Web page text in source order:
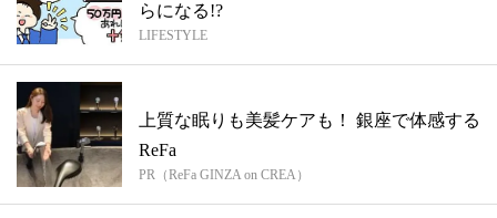
らになる!?
LIFESTYLE
上質な眠りも美髪ケアも！ 銀座で体感する
ReFa
PR（ReFa GINZA on CREA）